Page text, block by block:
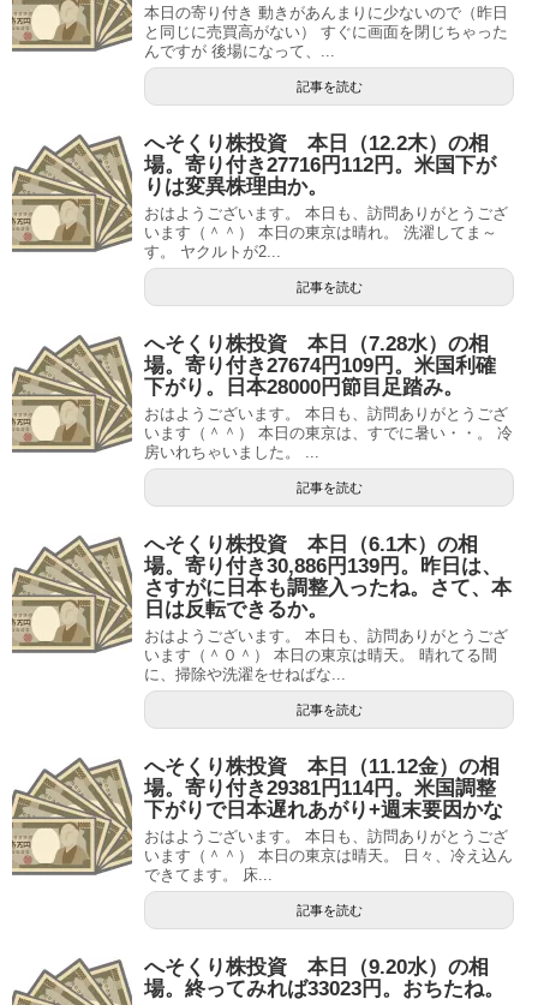
本日の寄り付き 動きがあんまりに少ないので（昨日
と同じに売買高がない） すぐに画面を閉じちゃった
んですが 後場になって、...
記事を読む
へそくり株投資 本日（12.2木）の相
場。寄り付き27716円112円。米国下が
りは変異株理由か。
おはようございます。 本日も、訪問ありがとうござ
います（＾＾） 本日の東京は晴れ。 洗濯してま～
す。 ヤクルトが2...
記事を読む
へそくり株投資 本日（7.28水）の相
場。寄り付き27674円109円。米国利確
下がり。日本28000円節目足踏み。
おはようございます。 本日も、訪問ありがとうござ
います（＾＾） 本日の東京は、すでに暑い・・。 冷
房いれちゃいました。 ...
記事を読む
へそくり株投資 本日（6.1木）の相
場。寄り付き30,886円139円。昨日は、
さすがに日本も調整入ったね。さて、本
日は反転できるか。
おはようございます。 本日も、訪問ありがとうござ
います（＾０＾） 本日の東京は晴天。 晴れてる間
に、掃除や洗濯をせねばな...
記事を読む
へそくり株投資 本日（11.12金）の相
場。寄り付き29381円114円。米国調整
下がりで日本遅れあがり+週末要因かな
おはようございます。 本日も、訪問ありがとうござ
います（＾＾） 本日の東京は晴天。 日々、冷え込ん
できてます。 床...
記事を読む
へそくり株投資 本日（9.20水）の相
場。終ってみれば33023円。おちたね。